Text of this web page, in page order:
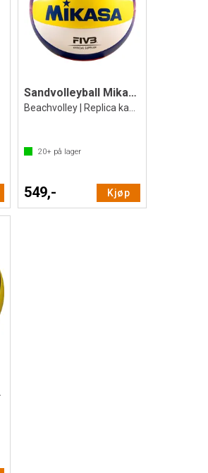
Sandvolleyball Mikasa Classic BV552C
20+på lager
549,- Kjøp